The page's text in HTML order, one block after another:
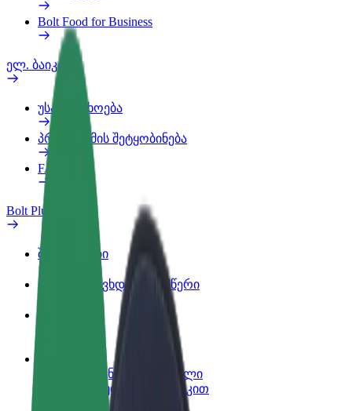
Bolt Food for Business
ელ. ბაიკი
უსაფრთხოება
პრობლემის შეტყობინება
FAQ
Bolt Plus
შეღავათები
როგორ გავხდე გამომწერი
გახდი პარტნიორი მძღოლი
იმუშავე საკუთარი გრაფიკით